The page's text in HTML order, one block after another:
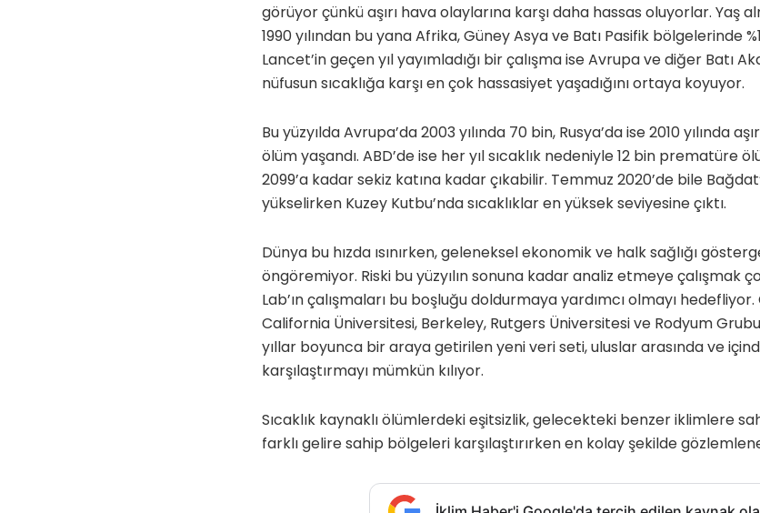
görüyor çünkü aşırı hava olaylarına karşı daha hassas oluyorlar. Yaş
1990 yılından bu yana Afrika, Güney Asya ve Batı Pasifik bölgelerinde
Lancet’in geçen yıl yayımladığı bir çalışma ise Avrupa ve diğer Batı
nüfusun sıcaklığa karşı en çok hassasiyet yaşadığını ortaya koyuyor.
Bu yüzyılda Avrupa’da 2003 yılında 70 bin, Rusya’da ise 2010 yılında
ölüm yaşandı. ABD’de ise her yıl sıcaklık nedeniyle 12 bin prematüre
2099’a kadar sekiz katına kadar çıkabilir. Temmuz 2020’de bile
yükselirken Kuzey Kutbu’nda sıcaklıklar en yüksek seviyesine çıktı.
Dünya bu hızda ısınırken, geleneksel ekonomik ve halk sağlığı
öngöremiyor. Riski bu yüzyılın sonuna kadar analiz etmeye çalışmak
Lab’ın çalışmaları bu boşluğu doldurmaya yardımcı olmayı
California Üniversitesi, Berkeley, Rutgers Üniversitesi ve Rodyum
yıllar boyunca bir araya getirilen yeni veri seti, uluslar arasında ve
karşılaştırmayı mümkün kılıyor.
Sıcaklık kaynaklı ölümlerdeki eşitsizlik, gelecekteki benzer iklimlere
farklı gelire sahip bölgeleri karşılaştırırken en kolay şekilde